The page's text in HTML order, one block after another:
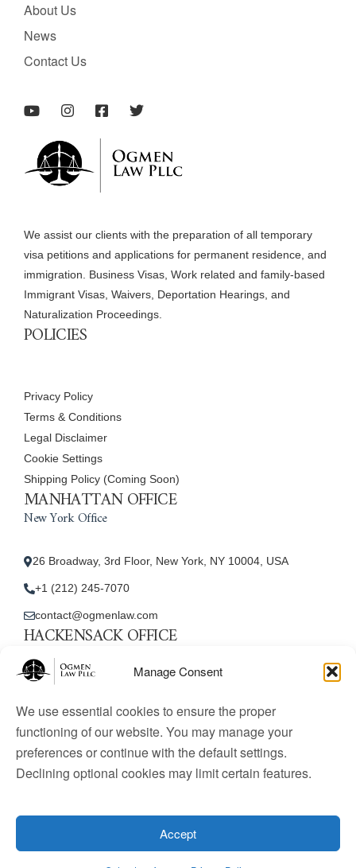
Manage Consent
We use essential cookies to ensure the proper
functioning of our website. You may manage your
preferences or continue with the default settings.
Declining optional cookies may limit certain features.
Accept
About Us
News
Contact Us
We assist our clients with the preparation of all temporary
visa petitions and applications for permanent residence, and
immigration. Business Visas, Work related and family-based
Immigrant Visas, Waivers, Deportation Hearings, and
Naturalization Proceedings.
POLICIES
Privacy Policy
Terms & Conditions
Legal Disclaimer
Cookie Settings
Shipping Policy (Coming Soon)
MANHATTAN OFFICE
New York Office
26 Broadway, 3rd Floor, New York, NY 10004, USA
+1 (212) 245-7070
contact@ogmenlaw.com
HACKENSACK OFFICE
New Jersey Office
contact@ogmenlaw.com
content is for informational purposes only and does not
constitute legal advice.